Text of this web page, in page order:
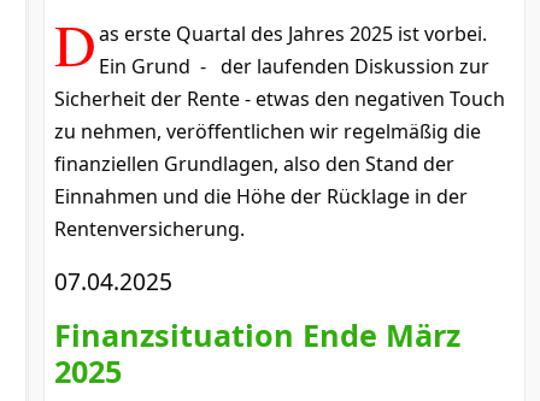
Das erste Quartal des Jahres 2025 ist vorbei.
Ein Grund - der laufenden Diskussion zur
Sicherheit der Rente - etwas den negativen Touch
zu nehmen, veröffentlichen wir regelmäßig die
finanziellen Grundlagen, also den Stand der
Einnahmen und die Höhe der Rücklage in der
Rentenversicherung.
07.04.2025
Finanzsituation Ende März
2025